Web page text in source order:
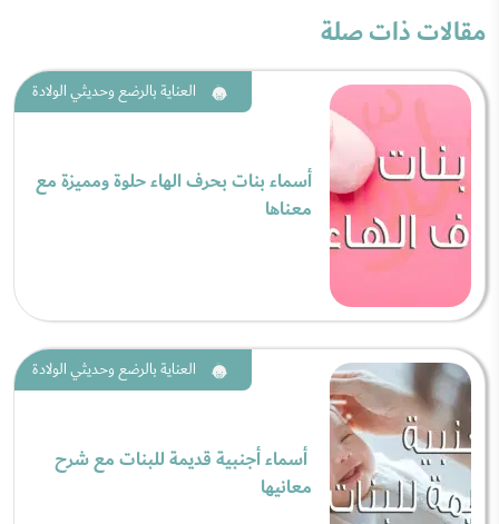
مقالات ذات صلة
العناية بالرضع وحديثي الولادة
أسماء بنات بحرف الهاء حلوة ومميزة مع
معناها
العناية بالرضع وحديثي الولادة
أسماء أجنبية قديمة للبنات مع شرح
معانيها